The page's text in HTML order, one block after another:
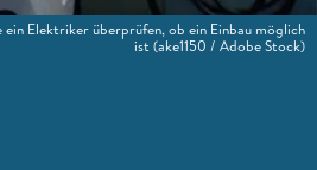
Elektriker überprüfen, ob ein Einbau möglich
ist (ake1150 / Adobe Stock)